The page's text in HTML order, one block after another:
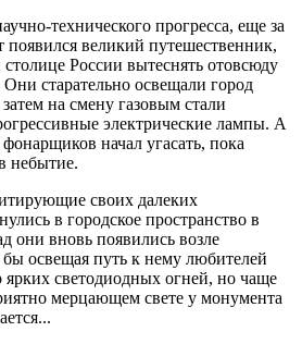
технического прогресса, еще за
появился великий путешественник,
России вытеснять отовсюду
старательно освещали город
на смену газовым стали
электрические лампы. А
начал угасать, пока
небытие.
своих далеких
в городское пространство в
они вновь появились возле
освещая путь к нему любителей
светодиодных огней, но чаще
мерцающем свете у монумента